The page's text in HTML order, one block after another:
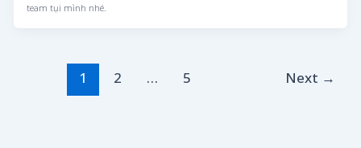
team tụi mình nhé.
1 2 … 5 Next →